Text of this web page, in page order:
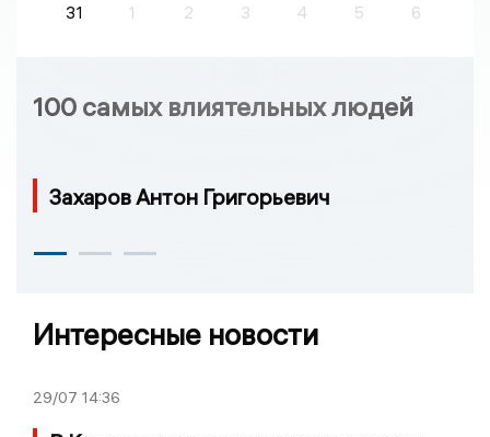
31
1 2 3 4 5 6
100 самых влиятельных людей
Захаров Антон Григорьевич
Интересные новости
29/07 14:36